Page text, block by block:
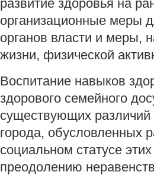
развитие здоровья на
организационные меры
органов власти и меры,
жизни, физической
Воспитание навыков
здорового семейного
существующих
города, обусловленных
социальном статусе
преодолению